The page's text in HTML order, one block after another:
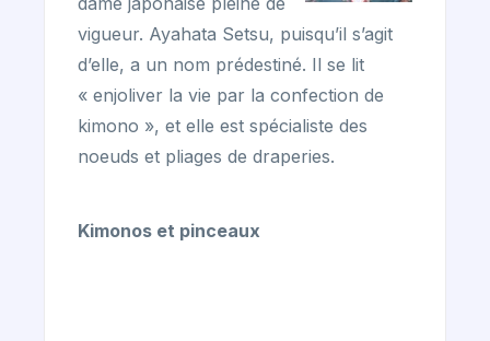
vigueur. Ayahata Setsu, puisqu’il s’agit
d’elle, a un nom prédestiné. Il se lit
« enjoliver la vie par la confection de
kimono », et elle est spécialiste des
noeuds et pliages de draperies.
Kimonos et pinceaux